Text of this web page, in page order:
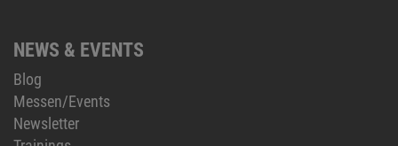
NEWS & EVENTS
Blog
Messen/Events
Newsletter